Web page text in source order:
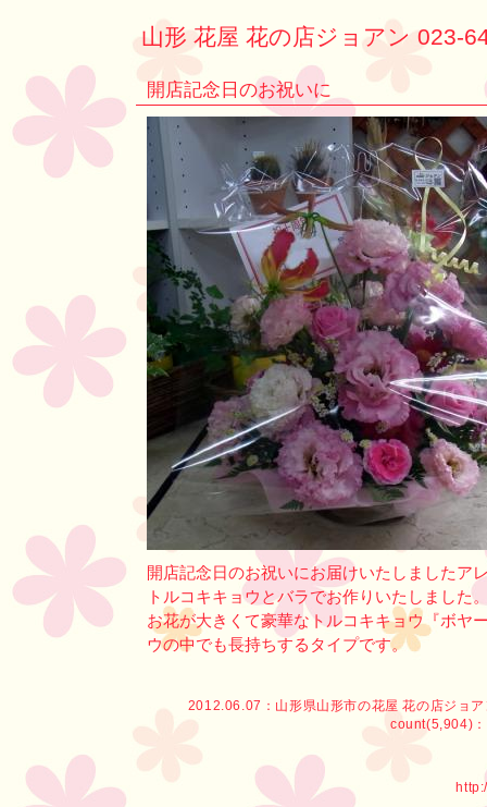
山形 花屋 花の店ジョアン 023-
開店記念日のお祝いに
開店記念日のお祝いにお届けいたしましたア
トルコキキョウとバラでお作りいたしました
お花が大きくて豪華なトルコキキョウ『ボヤ
ウの中でも長持ちするタイプです。
2012.06.07： 山形県山形市の花屋 花の店ジョ
count(5,904)